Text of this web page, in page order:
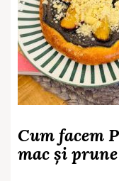
Cum facem
mac și prune